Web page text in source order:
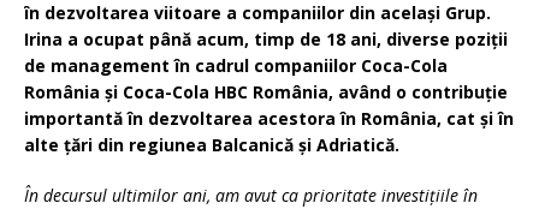
în dezvoltarea viitoare a companiilor din același Grup.
Irina a ocupat până acum, timp de 18 ani, diverse poziții
de management în cadrul companiilor Coca-Cola
România și Coca-Cola HBC România, având o contribuție
importantă în dezvoltarea acestora în România, cat și în
alte țări din regiunea Balcanică și Adriatică.
În decursul ultimilor ani, am avut ca prioritate investițiile în